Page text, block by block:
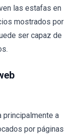
las estafas en
mostrados por
ser capaz de
a
por páginas